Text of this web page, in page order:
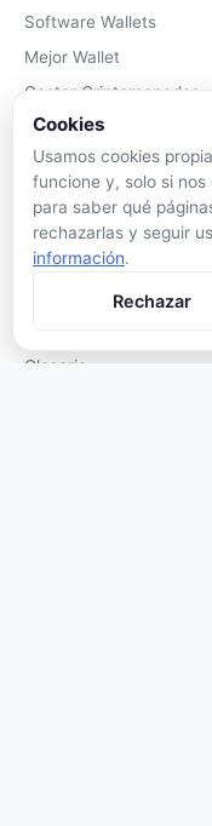
Software Wallets
Mejor Wallet
Gastar Criptomonedas
APRENDER
Qué son las Criptos
Cómo Comprar
Staking
Glosario
Cookies
Usamos cookies
funcione y, solo si
para saber qué
rechazarlas y seguir
información.
Rechazar